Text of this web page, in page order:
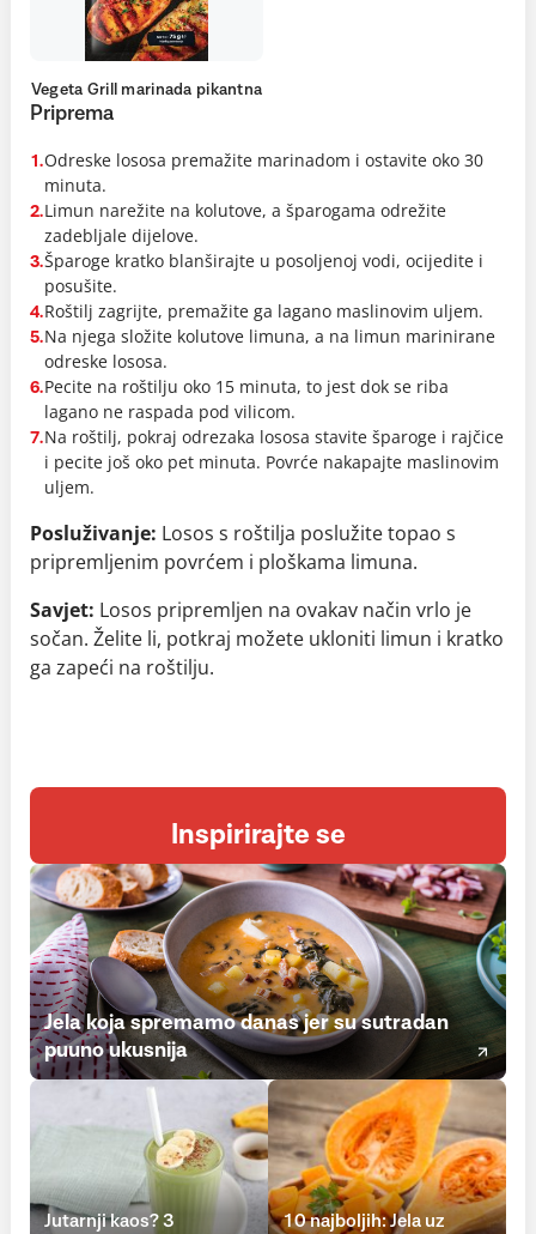
Vegeta Grill marinada pikantna
Priprema
1.Odreske lososa premažite marinadom i ostavite oko 30
minuta.
2.Limun narežite na kolutove, a šparogama odrežite
zadebljale dijelove.
3.Šparoge kratko blanširajte u posoljenoj vodi, ocijedite i
posušite.
4.Roštilj zagrijte, premažite ga lagano maslinovim uljem.
5.Na njega složite kolutove limuna, a na limun marinirane
odreske lososa.
6.Pecite na roštilju oko 15 minuta, to jest dok se riba
lagano ne raspada pod vilicom.
7.Na roštilj, pokraj odrezaka lososa stavite šparoge i rajčice
i pecite još oko pet minuta. Povrće nakapajte maslinovim
uljem.
Posluživanje: Losos s roštilja poslužite topao s
pripremljenim povrćem i ploškama limuna.
Savjet: Losos pripremljen na ovakav način vrlo je
sočan. Želite li, potkraj možete ukloniti limun i kratko
ga zapeći na roštilju.
Inspirirajte se
Jela koja spremamo danas jer su sutradan
puuno ukusnija
Jutarnji kaos? 3
10 najboljih: Jela uz